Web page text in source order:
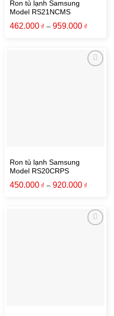
Ron tủ lạnh Samsung
Model RS21NCMS
462.000 ₫ – 959.000 ₫
Ron tủ lạnh Samsung
Model RS20CRPS
450.000 ₫ – 920.000 ₫